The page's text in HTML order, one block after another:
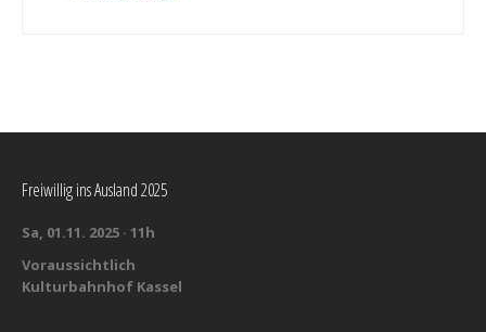
Freiwillig ins Ausland 2025
Sa, 01.11. 2025 · 11h
Voraussichtlich
Kulturbahnhof Kassel